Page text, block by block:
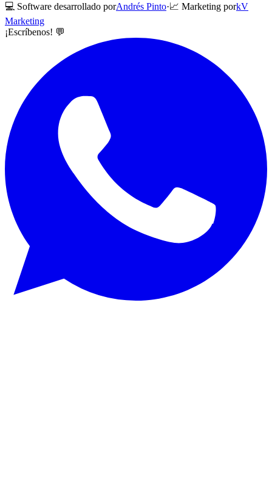
💻 Software desarrollado porAndrés Pinto·📈 Marketing porkV
Marketing
¡Escríbenos! 💬